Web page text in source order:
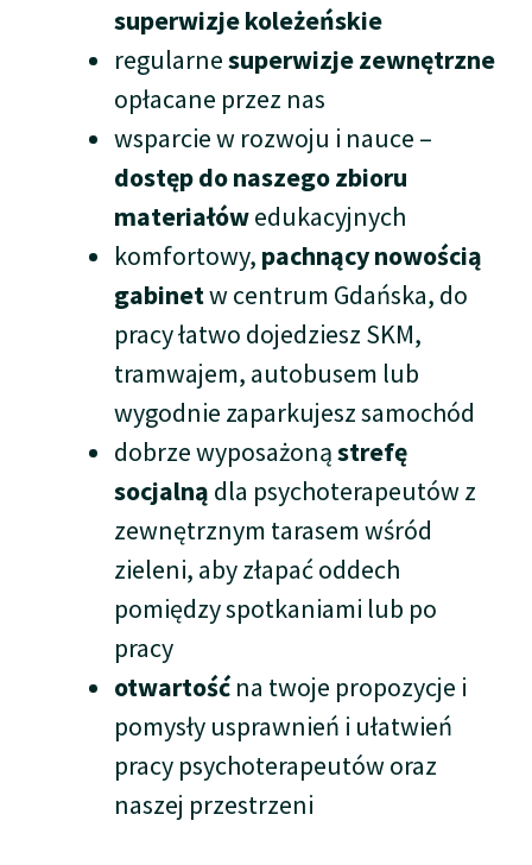
superwizje koleżeńskie
regularnesuperwizje zewnętrzne
opłacane przez nas
wsparcie w rozwoju i nauce –
dostęp do naszego zbioru
materiałówedukacyjnych
komfortowy, pachnący nowością
gabinetw centrum Gdańska, do
pracy łatwo dojedziesz SKM,
tramwajem, autobusem lub
wygodnie zaparkujesz samochód
dobrze wyposażonąstrefę
socjalną dla psychoterapeutów z
zewnętrznym tarasem wśród
zieleni, aby złapać oddech
pomiędzy spotkaniami lub po
pracy
otwartość na twoje propozycje i
pomysły usprawnień i ułatwień
pracy psychoterapeutów oraz
naszej przestrzeni